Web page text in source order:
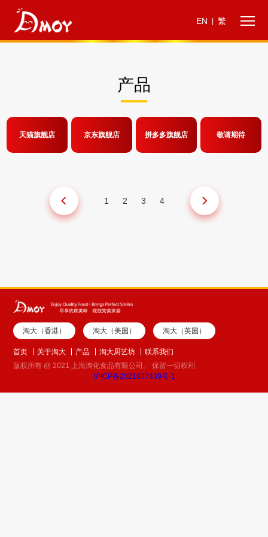
EN 繁
产品
天猫旗舰店 京东旗舰店 拼多多旗舰店 敬请期待
1 2 3 4
淘大（香港） 淘大（美国） 淘大（英国）
首页 关于淘大 产品 淘大厨艺坊
联系我们
版权所有 @ 2021 上海淘化食品有限公司。 保留一切权利
沪ICP备2021037439号-1